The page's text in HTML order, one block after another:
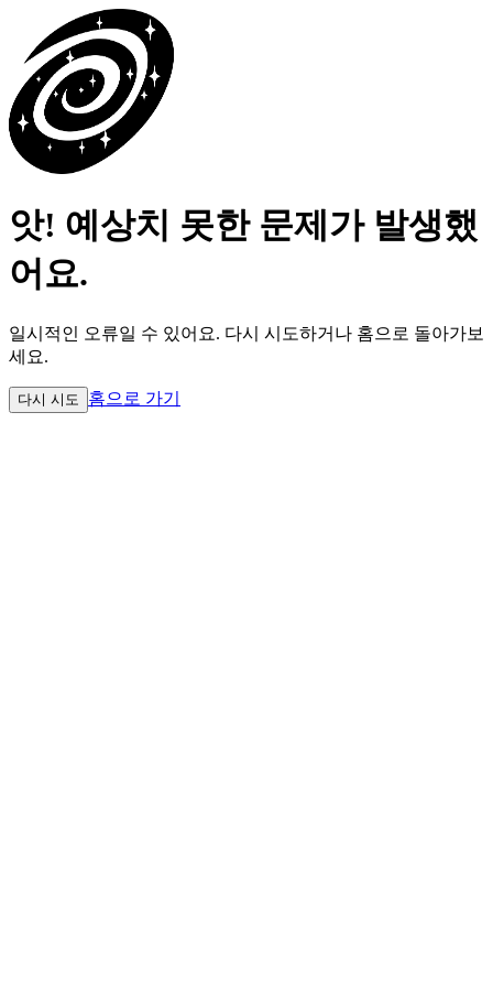
앗! 예상치 못한 문제가 발생했
어요.
일시적인 오류일 수 있어요. 다시 시도하거나 홈으로 돌아가보
세요.
다시 시도 홈으로 가기